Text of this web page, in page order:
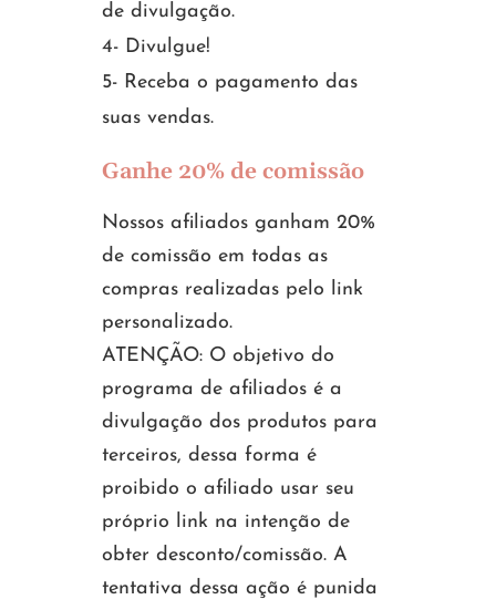
de divulgação.
4- Divulgue!
5- Receba o pagamento das
suas vendas.
Ganhe 20% de comissão
Nossos afiliados ganham 20%
de comissão em todas as
compras realizadas pelo link
personalizado.
ATENÇÃO: O objetivo do
programa de afiliados é a
divulgação dos produtos para
terceiros, dessa forma é
proibido o afiliado usar seu
próprio link na intenção de
obter desconto/comissão. A
tentativa dessa ação é punida